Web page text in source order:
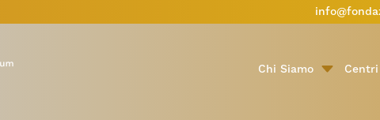
Chi Siamo Centri